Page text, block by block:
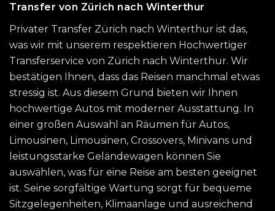
Transfer von Zürich nach Winterthur
Privater Transfer Zürich nach Winterthur ist das,
was wir mit unserem respektieren Hochwertiger
Transferservice von Zürich nach Winterthur. Wir
bestätigen Ihnen, dass das Reisen manchmal etwas
stressig ist. Aus diesem Grund bieten wir Ihnen
hochwertige Autos mit moderner Ausstattung. In
einer großen Auswahl an Räumen für Autos,
Limousinen, Limousinen, Crossovers, Minivans und
leistungsstarke Geländewagen können Sie
auswählen, was für eine Reise am besten geeignet
ist. Seine sorgfältige Wartung sorgt für bequeme
Sitzgelegenheiten, Klimaanlage und ausreichend